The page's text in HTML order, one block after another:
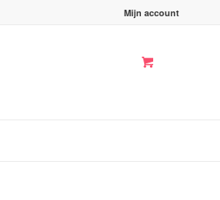
Mijn account